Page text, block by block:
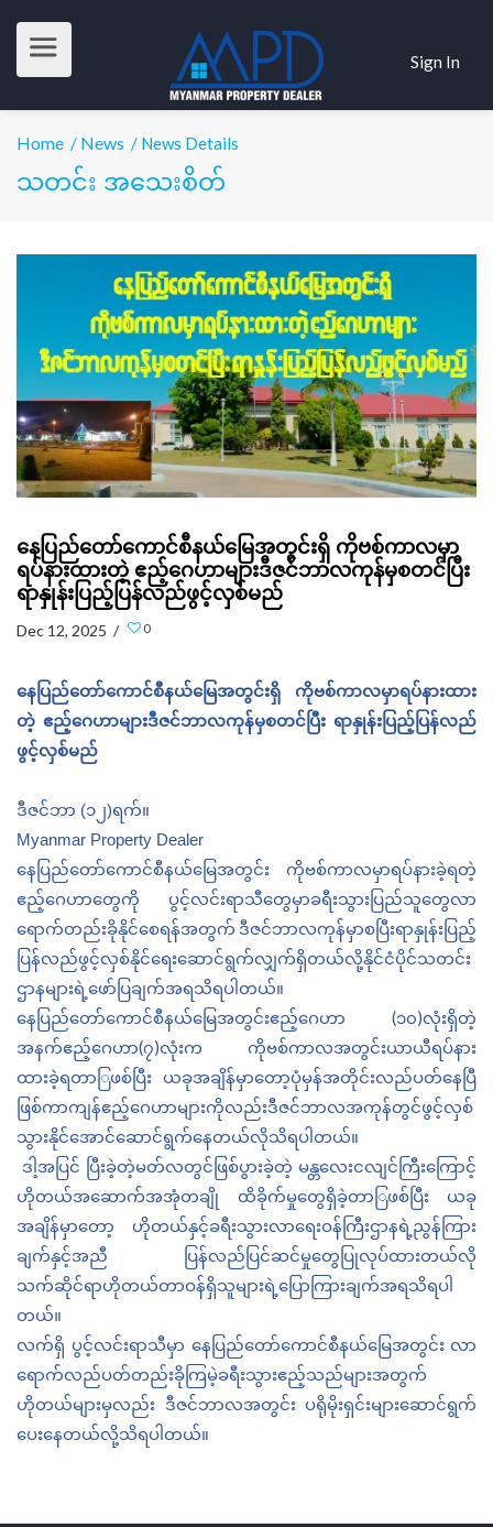
Sign In
Home / News / News Details
သတင်း အသေးစိတ်
နေပြည်တော်ကောင်စီနယ်မြေအတွင်းရှိ ကိုဗစ်ကာလမှာ
ရပ်နားထားတဲ့ ဧည့်ဂေဟာများဒီဇင်ဘာလကုန်မှစတင်ပြီး
ရာနှုန်းပြည့်ပြန်လည်ဖွင့်လှစ်မည်
Dec 12, 2025 / 0
နေပြည်တော်ကောင်စီနယ်မြေအတွင်းရှိ ကိုဗစ်ကာလမှာရပ်နားထား
တဲ့ ဧည့်ဂေဟာများဒီဇင်ဘာလကုန်မှစတင်ပြီး ရာနှုန်းပြည့်ပြန်လည်
ဖွင့်လှစ်မည်
ဒီဇင်ဘာ (၁၂)ရက်။
Myanmar Property Dealer
နေပြည်တော်ကောင်စီနယ်မြေအတွင်း
ကိုဗစ်ကာလမှာရပ်နားခဲ့ရတဲ့
ဧည့်ဂေဟာတွေကို
ပွင့်လင်းရာသီတွေမှာခရီးသွားပြည်သူတွေလာ
ရောက်တည်းခိုနိုင်စေရန်အတွက် ဒီဇင်ဘာလကုန်မှာစပြီးရာနှုန်းပြည့်
ပြန်လည်ဖွင့်လှစ်နိုင်ရေးဆောင်ရွက်လျှက်ရှိတယ်လို့နိုင်ငံပိုင်သတင်း
ဌာနများရဲ့ဖော်ပြချက်အရသိရပါတယ်။
နေပြည်တော်ကောင်စီနယ်မြေအတွင်းဧည့်ဂေဟာ (၁၀)လုံးရှိတဲ့
အနက်ဧည့်ဂေဟာ(၇)လုံးက
ကိုဗစ်ကာလအတွင်းယာယီရပ်နား
ထားခဲ့ရတာြဖစ်ပြီး ယခုအချိန်မှာတော့ပုံမှန်အတိုင်းလည်ပတ်နေပြီ
ဖြစ်ကာကျန်ဧည့်ဂေဟာများကိုလည်းဒီဇင်ဘာလအကုန်တွင်ဖွင့်လှစ်
သွားနိုင်အောင်ဆောင်ရွက်နေတယ်လိုသိရပါတယ်။
ဒါ့အပြင် ပြီးခဲ့တဲ့မတ်လတွင်ဖြစ်ပွားခဲ့တဲ့ မန္တလေးငလျင်ကြီးကြောင့်
ဟိုတယ်အဆောက်အအုံတချို ထိခိုက်မှုတွေရှိခဲ့တာြဖစ်ပြီး
ယခု
အချိန်မှာတော့
ဟိုတယ်နှင့်ခရီးသွားလာရေးဝန်ကြီးဌာနရဲ့ညွန်ကြား
ချက်နှင့်အညီ
ပြန်လည်ပြင်ဆင်မှုတွေပြုလုပ်ထားတယ်လို
သက်ဆိုင်ရာဟိုတယ်တာဝန်ရှိသူများရဲ့ပြောကြားချက်အရသိရပါ
တယ်။
လက်ရှိ ပွင့်လင်းရာသီမှာ နေပြည်တော်ကောင်စီနယ်မြေအတွင်း လာ
ရောက်လည်ပတ်တည်းခိုကြမဲ့ခရီးသွားဧည့်သည်များအတွက်
ဟိုတယ်များမှလည်း ဒီဇင်ဘာလအတွင်း ပရိုမိုးရှင်းများဆောင်ရွက်
ပေးနေတယ်လို့သိရပါတယ်။